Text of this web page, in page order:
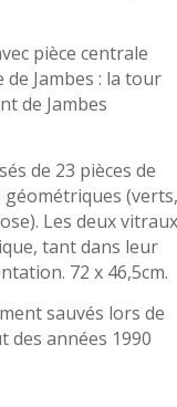
pièce centrale
Jambes : la tour
de Jambes
de 23 pièces de
(verts,
Les deux vitraux
tant dans leur
72 x 46,5cm.
sauvés lors de
des années 1990